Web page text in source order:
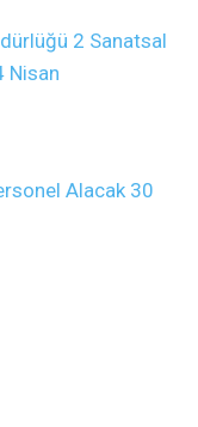
2 Sanatsal
Nisan
Alacak 30